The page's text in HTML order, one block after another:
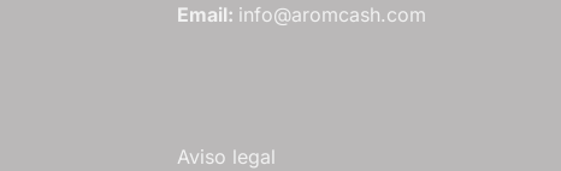
Email: info@aromcash.com
Aviso legal